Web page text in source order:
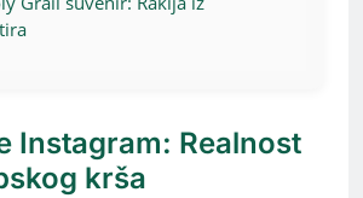
Instagram: Realnost
krša